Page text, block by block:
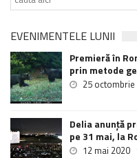
EVENIMENTELE LUNII
Premieră în
prin metode
25 octombrie
Delia anunţă
pe 31 mai, la
12 mai 2020